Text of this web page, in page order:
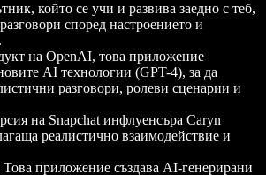
който се учи и развива заедно с теб,
според настроението и
на OpenAI, това приложение
AI технологии (GPT-4), за да
разговори, ролеви сценарии и
на Snapchat инфлуенсъра Caryn
реалистично взаимодействие и
Това приложение създава AI-генерирани